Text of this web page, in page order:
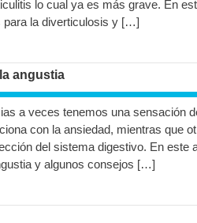
lo cual ya es más grave. En
para la diverticulosis y […]
angustia
a veces tenemos una sensación
con la ansiedad, mientras que
del sistema digestivo. En este
y algunos consejos […]